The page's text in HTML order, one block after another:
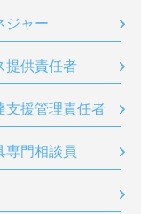
ジャー
提供責任者
支援管理責任者
専門相談員